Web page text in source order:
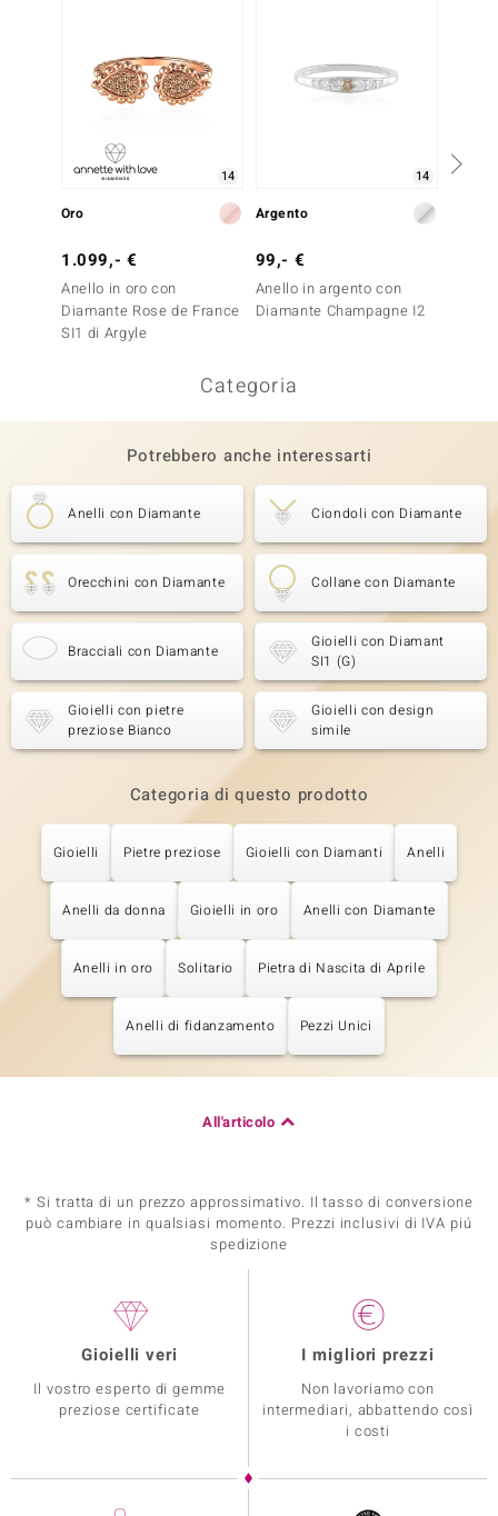
14
Oro
1.099,- €
Anello in oro con
Diamante Rose de France
SI1 di Argyle
14
Argento
99,- €
Anello in argento con
Diamante Champagne I2
Categoria
Potrebbero anche interessarti
Anelli con Diamante Ciondoli con Diamante
Orecchini con Diamante Collane con Diamante
Bracciali con Diamante
Gioielli con Diamant
SI1 (G)
Gioielli con pietre
preziose Bianco
Gioielli con design
simile
Categoria di questo prodotto
Gioielli Pietre preziose Gioielli con Diamanti Anelli
Anelli da donna Gioielli in oro Anelli con Diamante
Anelli in oro Solitario Pietra di Nascita di Aprile
Anelli di fidanzamento Pezzi Unici
All'articolo
* Si tratta di un prezzo approssimativo. Il tasso di conversione
può cambiare in qualsiasi momento. Prezzi inclusivi di IVA piú
spedizione
Gioielli veri
Il vostro esperto di gemme
preziose certificate
I migliori prezzi
Non lavoriamo con
intermediari, abbattendo così
i costi